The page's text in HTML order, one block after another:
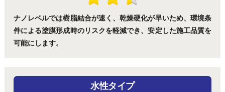
ナノレベルでは樹脂結合が速く、乾燥硬化が早いため、環境条
件による塗膜形成時のリスクを軽減でき、安定した施工品質を
可能にします。
水性タイプ